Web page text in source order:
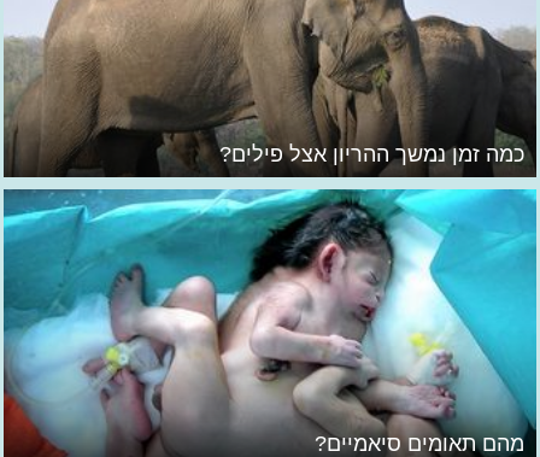
כמה זמן נמשך ההריון אצל פילים?
מהם תאומים סיאמיים?